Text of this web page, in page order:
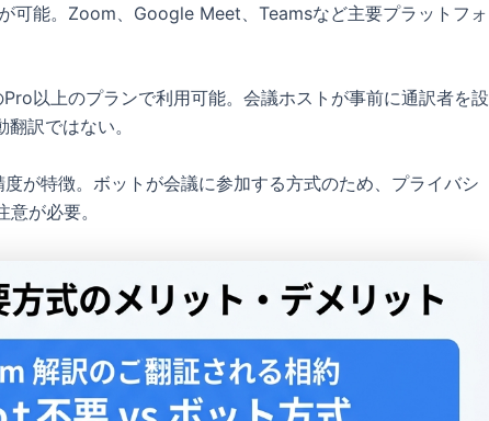
可能。Zoom、Google Meet、Teamsなど主要プラットフォ
Pro以上のプランで利用可能。会議ホストが事前に通訳者を設
訳ではない。
度が特徴。ボットが会議に参加する方式のため、プライバシ
が必要。